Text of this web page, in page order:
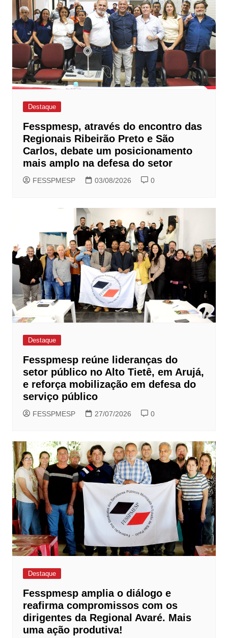
Destaque
Fesspmesp, através do encontro das
Regionais Ribeirão Preto e São
Carlos, debate um posicionamento
mais amplo na defesa do setor
FESSPMESP 03/08/2026 0
Destaque
Fesspmesp reúne lideranças do
setor público no Alto Tietê, em Arujá,
e reforça mobilização em defesa do
serviço público
FESSPMESP 27/07/2026 0
Destaque
Fesspmesp amplia o diálogo e
reafirma compromissos com os
dirigentes da Regional Avaré. Mais
uma ação produtiva!